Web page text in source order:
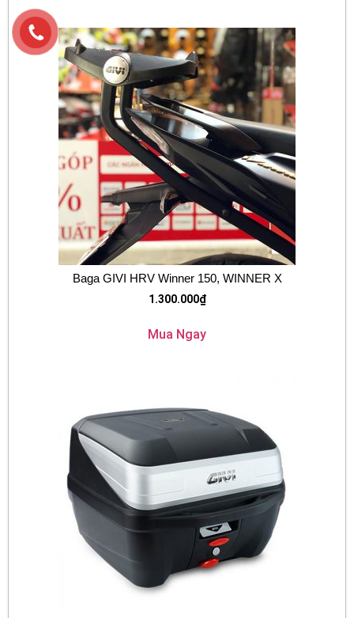
Baga GIVI HRV Winner 150, WINNER X
1.300.000₫
Mua Ngay